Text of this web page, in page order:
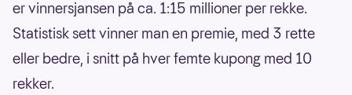
er vinnersjansen på ca. 1:15 millioner per rekke.
Statistisk sett vinner man en premie, med 3 rette
eller bedre, i snitt på hver femte kupong med 10
rekker.